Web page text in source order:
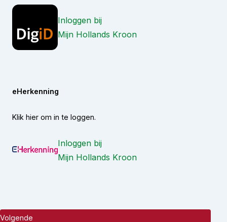
Inloggen bij
Mijn Hollands Kroon
eHerkenning
Klik hier om in te loggen.
Inloggen bij
Mijn Hollands Kroon